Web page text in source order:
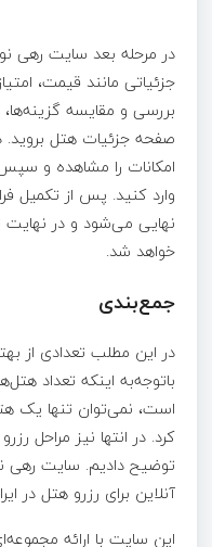
در مرحله بعد سایت رهی
جزئیاتی مانند قیمت،
بررسی و مقایسه
صفحه جزئیات هتل بروید.
امکانات را مشاهده و
وارد کنید. پس از تکمیل
نهایی می‌شود و در نهایت
خواهد شد.
جمع‌بندی
در این مطلب تعدادی از
با‌توجه‌به اینکه تعداد
است، نمی‌توان تنها یک
کرد. در انتها نیز مراحل
توضیح دادیم. سایت رهی
آنلاین برای رزرو هتل در
این سایت با ارائه